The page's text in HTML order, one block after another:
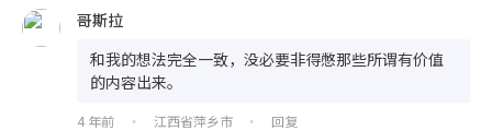
哥斯拉
和我的想法完全一致，没必要非得憋那些所谓有价值
的内容出来。
4 年前 • 江西省萍乡市 • 回复